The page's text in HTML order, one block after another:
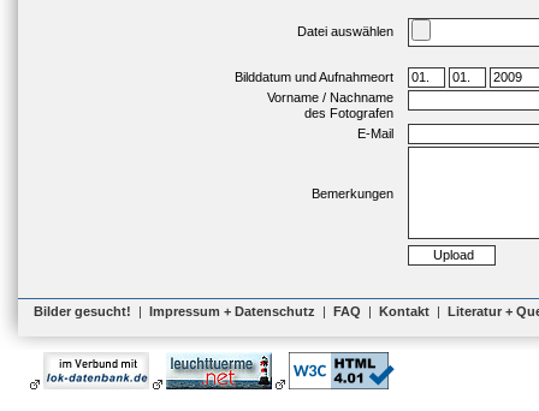
Datei auswählen
Bilddatum und Aufnahmeort
Vorname / Nachname
des Fotografen
E-Mail
Bemerkungen
Bilder gesucht! | Impressum + Datenschutz | FAQ | Kontakt | Literatur +